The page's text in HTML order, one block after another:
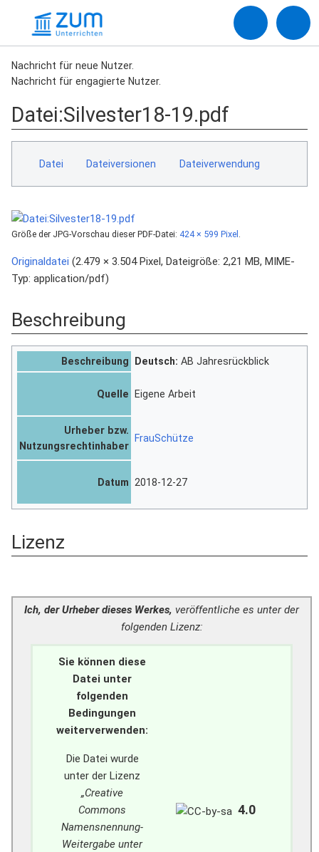
Nachricht für neue Nutzer.
Nachricht für engagierte Nutzer.
Datei:Silvester18-19.pdf
Datei Dateiversionen Dateiverwendung
Größe der JPG-Vorschau dieser PDF-Datei: 424 × 599 Pixel .
Originaldatei (2.479 × 3.504 Pixel, Dateigröße: 2,21 MB, MIME-
Typ: application/pdf)
Beschreibung
Beschreibung Deutsch: AB Jahresrückblick
Quelle Eigene Arbeit
Urheber bzw.
Nutzungsrechtinhaber
FrauSchütze
Datum 2018-12-27
Lizenz
Ich, der Urheber dieses Werkes, veröffentliche es unter der
folgenden Lizenz:
Sie können diese
Datei unter
folgenden
Bedingungen
weiterverwenden:
Die Datei wurde
unter der Lizenz
„Creative
Commons
Namensnennung-
Weitergabe unter
4.0